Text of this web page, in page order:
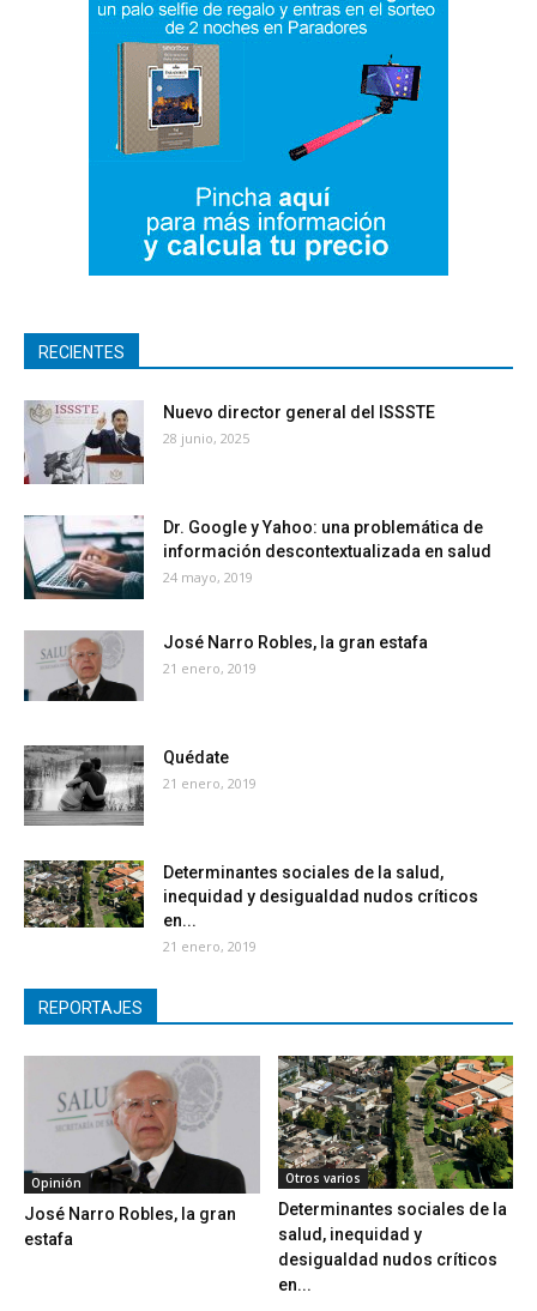
RECIENTES
Nuevo director general del ISSSTE
28 junio, 2025
Dr. Google y Yahoo: una problemática de
información descontextualizada en salud
24 mayo, 2019
José Narro Robles, la gran estafa
21 enero, 2019
Quédate
21 enero, 2019
Determinantes sociales de la salud,
inequidad y desigualdad nudos críticos
en...
21 enero, 2019
REPORTAJES
Opinión
José Narro Robles, la gran
estafa
Otros varios
Determinantes sociales de la
salud, inequidad y
desigualdad nudos críticos
en...